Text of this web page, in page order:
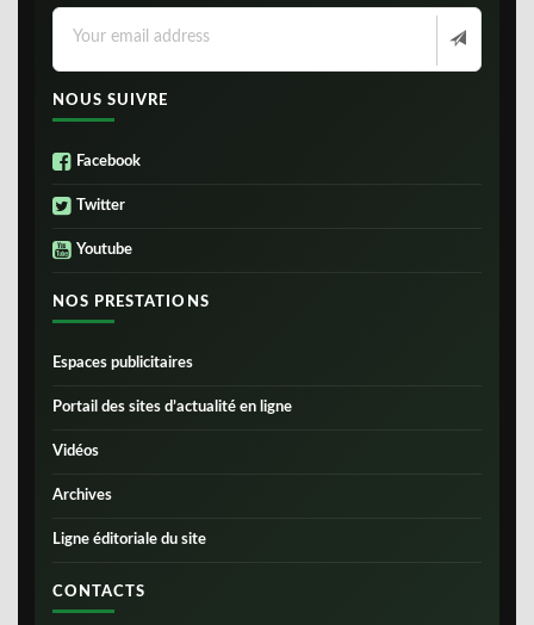
NOUS SUIVRE
Facebook
Twitter
Youtube
NOS PRESTATIONS
Espaces publicitaires
Portail des sites d’actualité en ligne
Vidéos
Archives
Ligne éditoriale du site
CONTACTS